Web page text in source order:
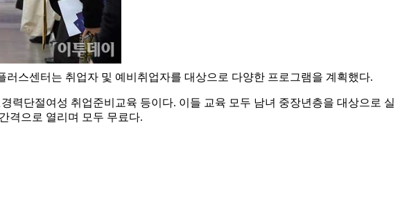
스센터는 취업자 및 예비취업자를 대상으로 다양한 프로그램을 계획했다.
단절여성 취업준비교육 등이다. 이들 교육 모두 남녀 중장년층을 대상으로 실
격으로 열리며 모두 무료다.